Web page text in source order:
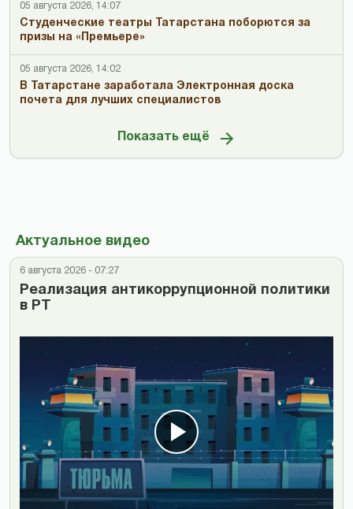
05 августа 2026, 14:07
Студенческие театры Татарстана поборются за
призы на «Премьере»
05 августа 2026, 14:02
В Татарстане заработала Электронная доска
почета для лучших специалистов
Показать ещё
Актуальное видео
6 августа 2026 - 07:27
Реализация антикоррупционной политики
в РТ